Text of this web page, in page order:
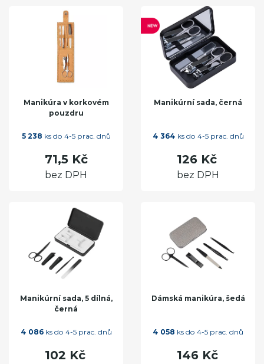
Manikúra v korkovém
pouzdru
5 238 ks do 4-5 prac. dnů
71,5 Kč
bez DPH
Manikúrní sada, černá
4 364 ks do 4-5 prac. dnů
126 Kč
bez DPH
Manikúrní sada, 5 dílná,
černá
4 086ks do 4-5 prac. dnů
102 Kč
Dámská manikúra, šedá
4 058 ks do 4-5 prac. dnů
146 Kč